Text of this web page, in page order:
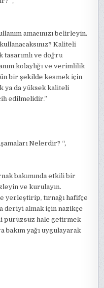
amacınızı belirleyin.
Kaliteli
tasarımlı ve doğru
kolaylığı ve verimlilik
bir şekilde kesmek için
ya da yüksek kaliteli
edilmelidir.”
Nelerdir? “,
bakımında etkili bir
ve kurulayın.
yerleştirip, tırnağı hafifçe
deriyi almak için nazikçe
pürüzsüz hale getirmek
bakım yağı uygulayarak